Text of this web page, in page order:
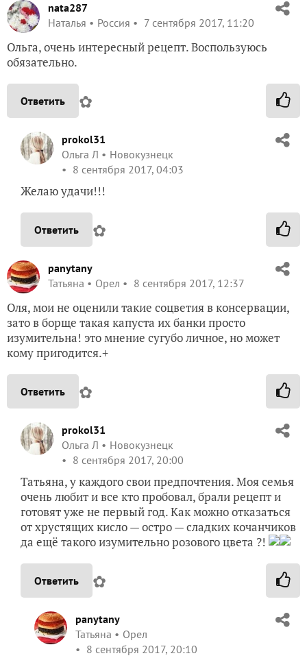
nata287
Наталья
Россия 7 сентября 2017, 11:20
Ольга, очень интересный рецепт. Воспользуюсь
обязательно.
Ответить ✿
prokol31
Ольга Л
Новокузнецк
8 сентября 2017, 04:03
Желаю удачи!!!
Ответить ✿
panytany
Татьяна
Орел 8 сентября 2017, 12:37
Оля, мои не оценили такие соцветия в консервации,
зато в борще такая капуста их банки просто
изумительна! это мнение сугубо личное, но может
кому пригодится.+
Ответить ✿
prokol31
Ольга Л
Новокузнецк
8 сентября 2017, 20:00
Татьяна, у каждого свои предпочтения. Моя семья
очень любит и все кто пробовал, брали рецепт и
готовят уже не первый год. Как можно отказаться
от хрустящих кисло — остро — сладких кочанчиков
да ещё такого изумительно розового цвета ?!
Ответить ✿
panytany
Татьяна
Орел
8 сентября 2017, 20:10